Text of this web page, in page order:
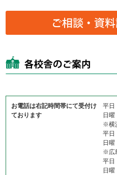
お電話は右記時間帯にて受付け
ております
平日
日
※横
平日
日
※広
平日
日